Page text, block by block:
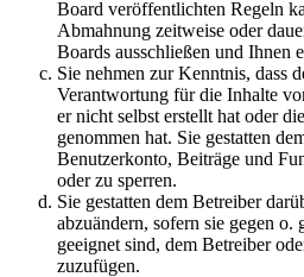
Board veröffentlichten Regeln
Abmahnung zeitweise oder
Boards ausschließen und Ihnen
Sie nehmen zur Kenntnis, dass
Verantwortung für die Inhalte
er nicht selbst erstellt hat oder
genommen hat. Sie gestatten
Benutzerkonto, Beiträge und
oder zu sperren.
Sie gestatten dem Betreiber
abzuändern, sofern sie gegen o.
geeignet sind, dem Betreiber
zuzufügen.